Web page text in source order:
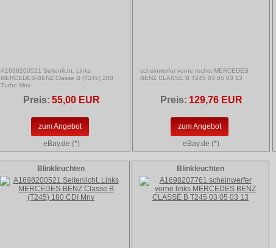
A1698200521 Seitenlicht. Links
MERCEDES-BENZ Classe B (T245) 200
Turbo Mnv
Preis: 55,00 EUR
zum Angebot
eBay.de (*)
scheinwerfer vorne rechts MERCEDES
BENZ CLASSE B T245 03 05 03 13
Preis: 129,76 EUR
zum Angebot
eBay.de (*)
Blinkleuchten Blinkleuchten